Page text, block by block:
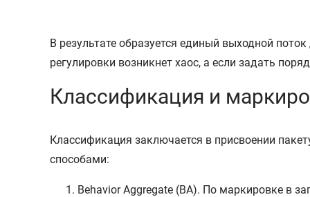
В результате образуется единый выходной
регулировки возникнет хаос, а если задать
Классификация и
Классификация заключается в присвоении
способами:
Behavior Aggregate (BA). По маркировке в